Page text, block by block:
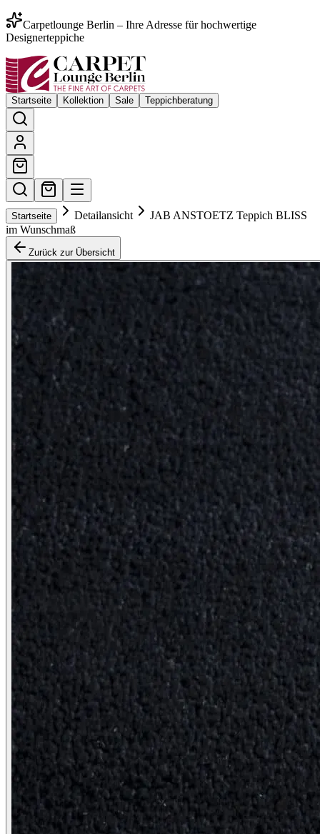
Carpetlounge Berlin – Ihre Adresse für hochwertige
Designerteppiche
Startseite Kollektion Sale Teppichberatung
Startseite Detailansicht
JAB ANSTOETZ Teppich BLISS
im Wunschmaß
Zurück zur Übersicht